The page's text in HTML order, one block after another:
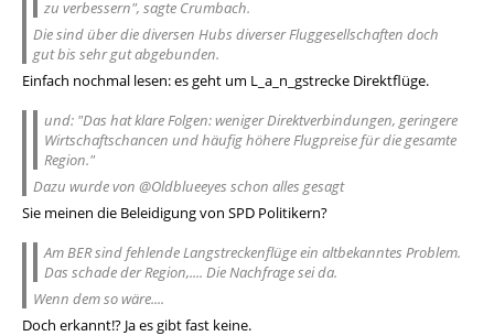
zu verbessern", sagte Crumbach.
Die sind über die diversen Hubs diverser Fluggesellschaften doch
gut bis sehr gut abgebunden.
Einfach nochmal lesen: es geht um L_a_n_gstrecke Direktflüge.
und: "Das hat klare Folgen: weniger Direktverbindungen, geringere
Wirtschaftschancen und häufig höhere Flugpreise für die gesamte
Region."
Dazu wurde von @Oldblueeyes schon alles gesagt
Sie meinen die Beleidigung von SPD Politikern?
Am BER sind fehlende Langstreckenflüge ein altbekanntes Problem.
Das schade der Region,.... Die Nachfrage sei da.
Wenn dem so wäre....
Doch erkannt!? Ja es gibt fast keine.